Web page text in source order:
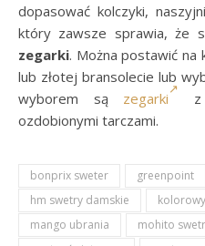
dopasować kolczyki,
który zawsze sprawia, że
zegarki. Można postawić na
lub złotej bransolecie lub
wyborem są zegarki
z
ozdobionymi tarczami.
bonprix sweter greenpoint
hm swetry damskie
mango ubrania
mohito